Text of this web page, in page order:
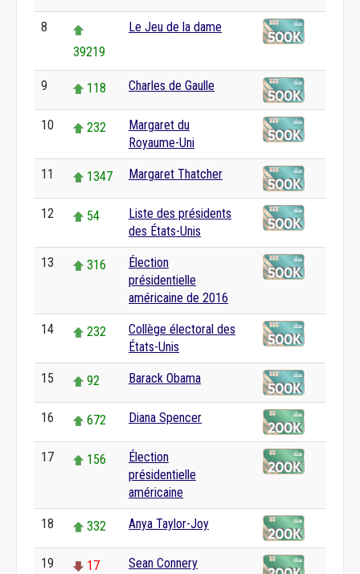
8
39219
Le Jeu de la dame
9 118 Charles de Gaulle
10 232
Margaret du
Royaume-Uni
11 1347 Margaret Thatcher
12 54
Liste des présidents
des États-Unis
13 316
Élection
présidentielle
américaine de 2016
14 232
Collège électoral des
États-Unis
15 92 Barack Obama
16 672 Diana Spencer
17 156
Élection
présidentielle
américaine
18 332 Anya Taylor-Joy
19 17 Sean Connery